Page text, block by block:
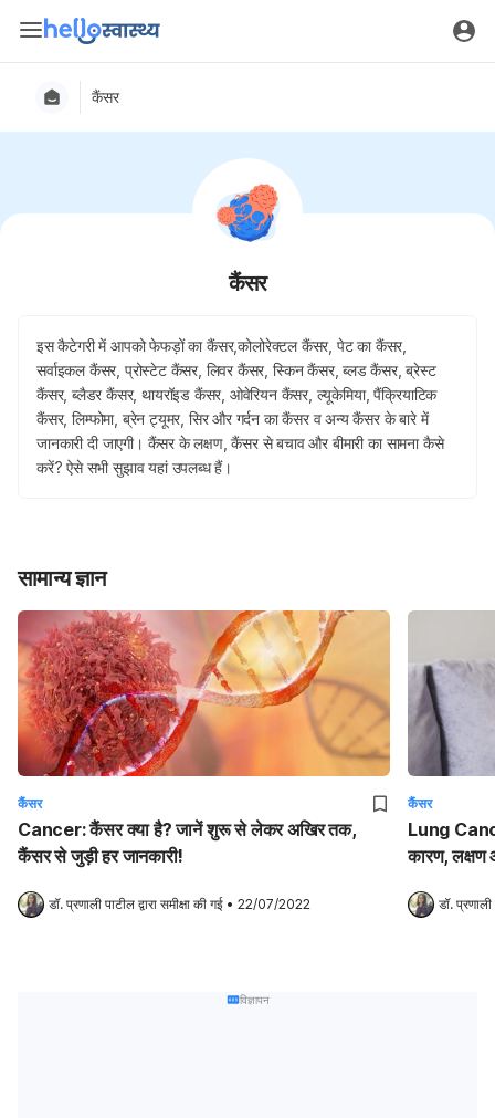
कैंसर
कैंसर
इस कैटेगरी में आपको फेफड़ों का कैंसर,कोलोरेक्टल कैंसर, पेट का कैंसर,
सर्वाइकल कैंसर, प्रोस्टेट कैंसर, लिवर कैंसर, स्किन कैंसर, ब्लड कैंसर, ब्रेस्ट
कैंसर, ब्लैडर कैंसर, थायरॉइड कैंसर, ओवेरियन कैंसर, ल्यूकेमिया, पैंक्रियाटिक
कैंसर, लिम्फोमा, ब्रेन ट्यूमर, सिर और गर्दन का कैंसर व अन्य कैंसर के बारे में
जानकारी दी जाएगी। कैंसर के लक्षण, कैंसर से बचाव और बीमारी का सामना कैसे
करें? ऐसे सभी सुझाव यहां उपलब्ध हैं।
सामान्य ज्ञान
कैंसर
Cancer: कैंसर क्या है? जानें शुरू से लेकर अखिर तक,
कैंसर से जुड़ी हर जानकारी!
डॉ. प्रणाली पाटील द्वारा समीक्षा की गई • 22/07/2022
कैंसर
Lung
कारण, लक्षण
डॉ.
विज्ञापन